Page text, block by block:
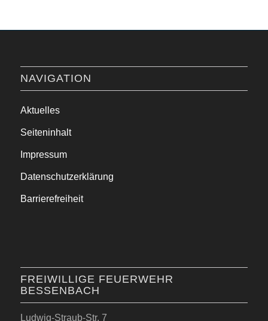
NAVIGATION
Aktuelles
Seiteninhalt
Impressum
Datenschutzerklärung
Barrierefreiheit
FREIWILLIGE FEUERWEHR
BESSENBACH
Ludwig-Straub-Str. 7